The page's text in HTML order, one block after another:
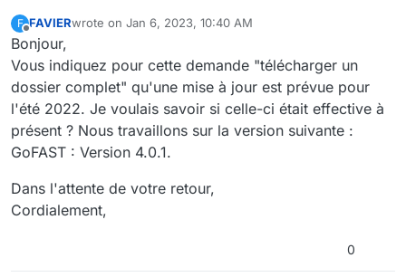
F
Offline
FAVIERwrote on Jan 6, 2023, 10:40 AM
last edited by
Bonjour,
Vous indiquez pour cette demande "télécharger un
dossier complet" qu'une mise à jour est prévue pour
l'été 2022. Je voulais savoir si celle-ci était effective à
présent ? Nous travaillons sur la version suivante :
GoFAST : Version 4.0.1.
Dans l'attente de votre retour,
Cordialement,
0